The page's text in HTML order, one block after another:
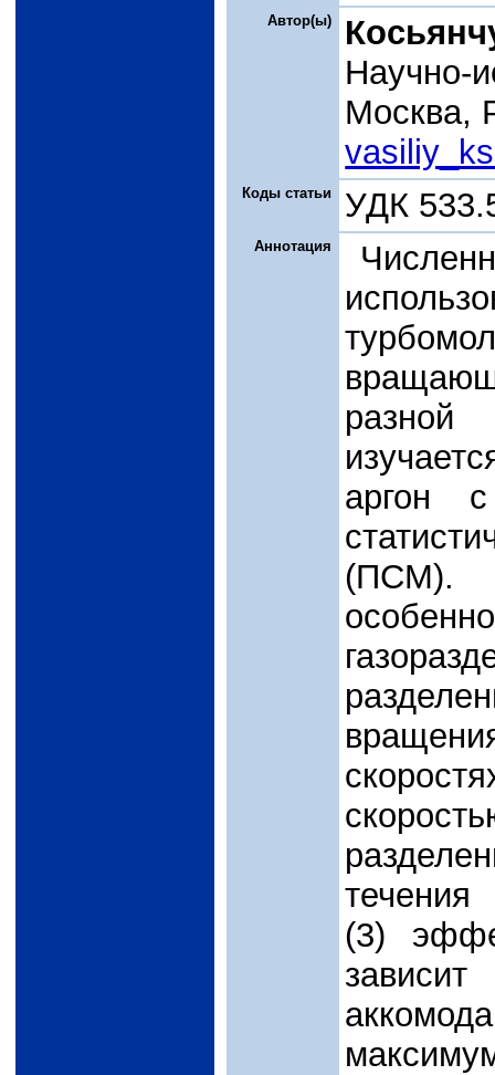
Автор(ы)
Научно-
Москва,
Коды статьи УДК
Аннотация
аргон
(ПСМ).
(3)